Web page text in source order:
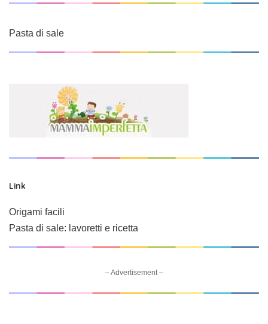
Pasta di sale
Link
Origami facili
Pasta di sale: lavoretti e ricetta
– Advertisement –